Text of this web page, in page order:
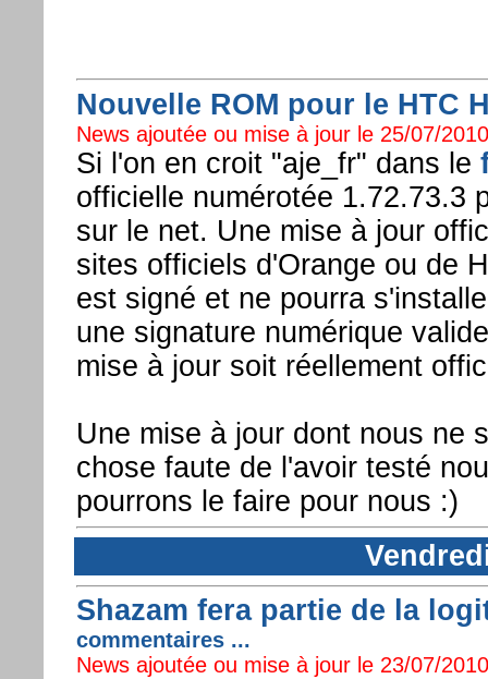
Nouvelle ROM pour le HTC
News ajoutée ou mise à jour le 25/07/
Si l'on en croit "aje_fr" dans le
officielle numérotée 1.72.73.3
sur le net. Une mise à jour
sites officiels d'Orange ou de
est signé et ne pourra
une signature numérique
mise à jour soit réellement
Une mise à jour dont nous ne
chose faute de l'avoir testé
pourrons le faire pour nous :)
Shazam fera partie de la
commentaires ...
News ajoutée ou mise à jour le 23/07/